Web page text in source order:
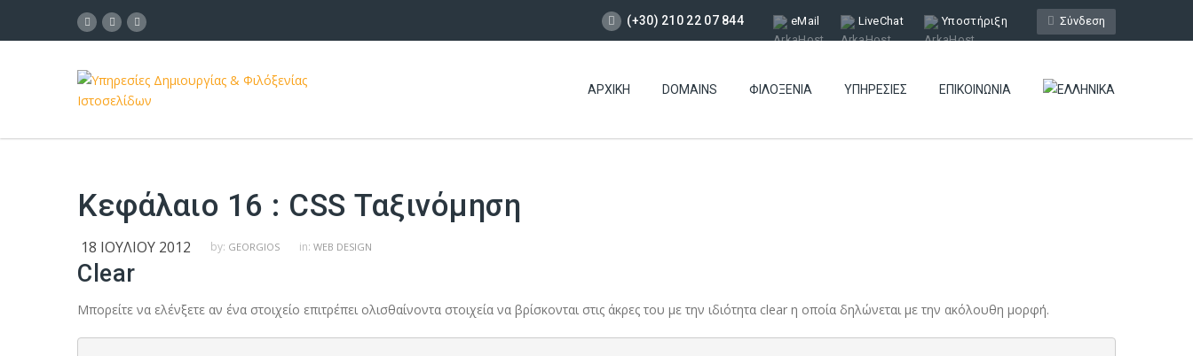
Σύνδεση
(+30) 210 22 07 844 eMail LiveChat Υποστήριξη
ΑΡΧΙΚΉ DOMAINS ΦΙΛΟΞΕΝΊΑ ΥΠΗΡΕΣΊΕΣ ΕΠΙΚΟΙΝΩΝΊΑ
Κεφάλαιο 16 : CSS Ταξινόμηση
18 ΙΟΥΛΊΟΥ 2012 by: GEORGIOS in: WEB DESIGN
Clear
Μπορείτε να ελένξετε αν ένα στοιχείο επιτρέπει ολισθαίνοντα στοιχεία να βρίσκονται στις άκρες του με την ιδιότητα clear η οποία δηλώνεται με την ακόλουθη μορφή.